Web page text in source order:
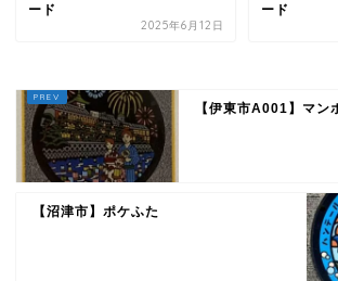
ード
2025年6月12日
ード
【伊東市A001】マン
【沼津市】ポケふた